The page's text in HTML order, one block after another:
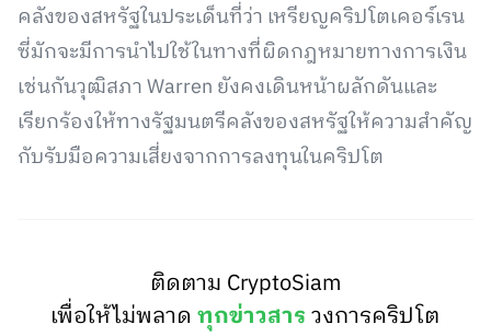
คลังของสหรัฐในประเด็นที่ว่า เหรียญคริปโตเคอร์เรน
ซี่มักจะมีการนำไปใช้ในทางที่ผิดกฎหมายทางการเงิน
เช่นกันวุฒิสภา Warren ยังคงเดินหน้าผลักดันและ
เรียกร้องให้ทางรัฐมนตรีคลังของสหรัฐให้ความสำคัญ
กับรับมือความเสี่ยงจากการลงทุนในคริปโต
ติดตาม CryptoSiam
เพื่อให้ไม่พลาดทุกข่าวสารวงการคริปโต